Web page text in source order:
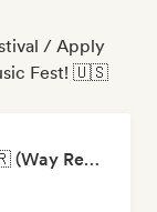
/ Apply
Fest! 🇺🇸
RAP FRANÇAIS 2026 🔥🇫🇷 (Way Records)